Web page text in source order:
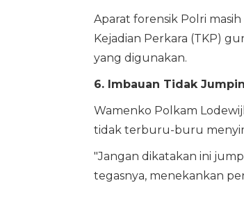
Aparat forensik Polri
Kejadian Perkara (TKP)
yang digunakan.
6. Imbauan Tidak
Wamenko Polkam
tidak terburu-buru
"Jangan dikatakan ini
tegasnya, menekankan